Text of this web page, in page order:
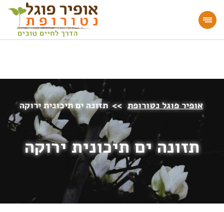
מעוניינים להעמיק או להתחיל דרך חיים בריאה?
הצטרפו לאתר!
אופיר פוגל נטורופת >> תזונה ים תיכונית ירוקה
תזונה ים תיכונית ירוקה